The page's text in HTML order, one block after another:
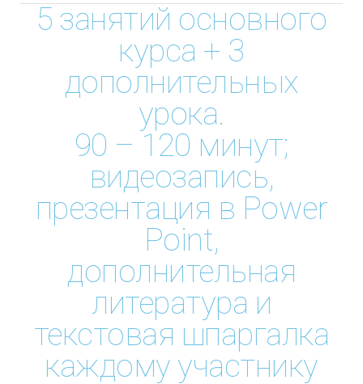
5 занятий основного
курса + 3
дополнительных
урока.
90 – 120 минут;
видеозапись,
презентация в Power
Point,
дополнительная
литература и
текстовая шпаргалка
каждому участнику